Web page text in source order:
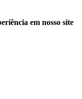
em nosso site